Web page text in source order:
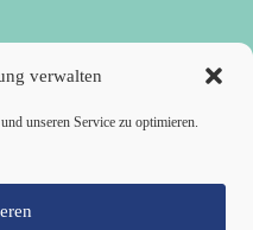
verwalten
unseren Service zu optimieren.